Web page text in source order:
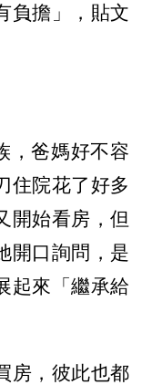
負擔」，貼文
，爸媽好不容
住院花了好多
開始看房，但
開口詢問，是
起來「繼承給
房，彼此也都